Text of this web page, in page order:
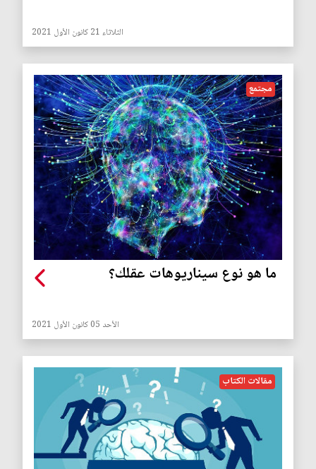
الثلاثاء 21 كانون الأول 2021
مجتمع
ما هو نوع سيناريوهات عقلك؟
الأحد 05 كانون الأول 2021
مقالات الكتاب